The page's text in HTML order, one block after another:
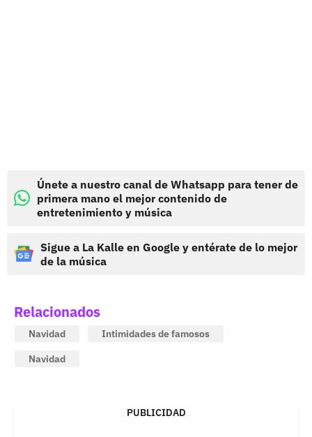
Únete a nuestro canal de Whatsapp para tener de
primera mano el mejor contenido de
entretenimiento y música
Sigue a La Kalle en Google y entérate de lo mejor
de la música
Relacionados
Navidad
Intimidades de famosos
Navidad
PUBLICIDAD